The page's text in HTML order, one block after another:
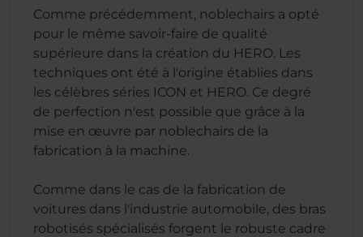
Comme précédemment, noblechairs a opté
pour le même savoir-faire de qualité
supérieure dans la création du HERO. Les
techniques ont été à l'origine établies dans
les célèbres séries ICON et HERO. Ce degré
de perfection n'est possible que grâce à la
mise en œuvre par noblechairs de la
fabrication à la machine.
Comme dans le cas de la fabrication de
voitures dans l'industrie automobile, des bras
robotisés spécialisés forgent le robuste cadre